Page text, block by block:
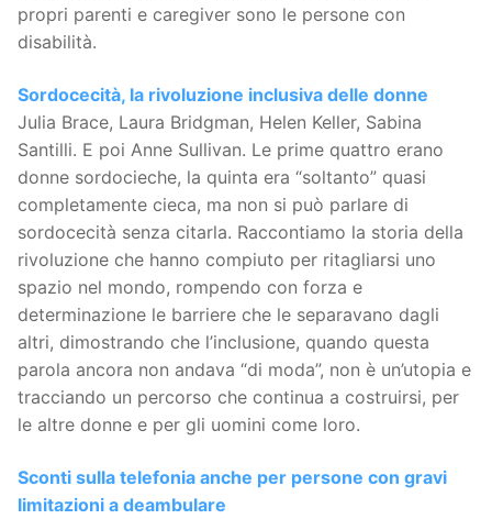
propri parenti e caregiver sono le persone con
disabilità.
Sordocecità, la rivoluzione inclusiva delle donne
Julia Brace, Laura Bridgman, Helen Keller, Sabina
Santilli. E poi Anne Sullivan. Le prime quattro erano
donne sordocieche, la quinta era “soltanto” quasi
completamente cieca, ma non si può parlare di
sordocecità senza citarla. Raccontiamo la storia della
rivoluzione che hanno compiuto per ritagliarsi uno
spazio nel mondo, rompendo con forza e
determinazione le barriere che le separavano dagli
altri, dimostrando che l’inclusione, quando questa
parola ancora non andava “di moda”, non è un’utopia e
tracciando un percorso che continua a costruirsi, per
le altre donne e per gli uomini come loro.
Sconti sulla telefonia anche per persone con gravi
limitazioni a deambulare